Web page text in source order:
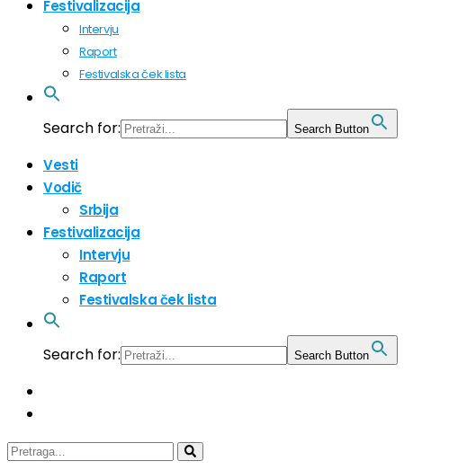
Festivalizacija
Intervju
Raport
Festivalska ček lista
Search for: Search Button
Vesti
Vodič
Srbija
Festivalizacija
Intervju
Raport
Festivalska ček lista
Search for: Search Button